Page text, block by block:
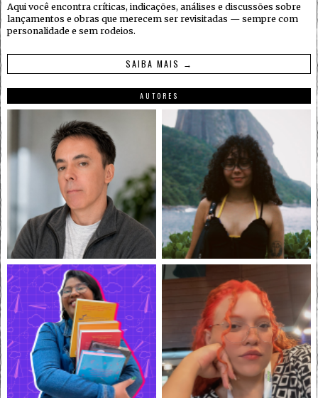
Aqui você encontra críticas, indicações, análises e discussões sobre
lançamentos e obras que merecem ser revisitadas — sempre com
personalidade e sem rodeios.
SAIBA MAIS →
AUTORES